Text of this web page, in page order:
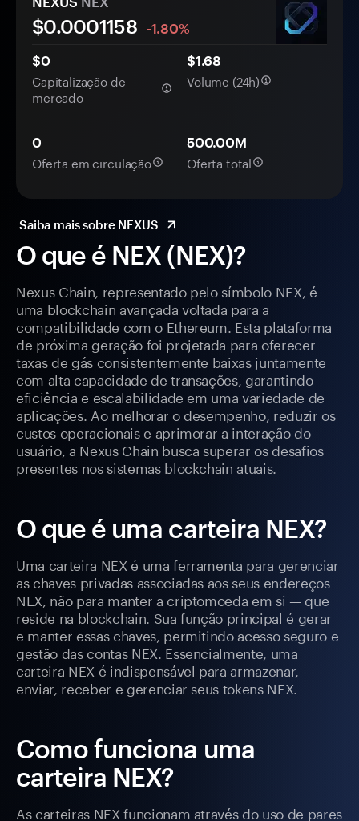
O que é NEX (NEX)?
Nexus Chain, representado pelo símbolo NEX, é
uma blockchain avançada voltada para a
compatibilidade com o Ethereum. Esta plataforma
de próxima geração foi projetada para oferecer
taxas de gás consistentemente baixas juntamente
com alta capacidade de transações, garantindo
eficiência e escalabilidade em uma variedade de
aplicações. Ao melhorar o desempenho, reduzir os
custos operacionais e aprimorar a interação do
usuário, a Nexus Chain busca superar os desafios
presentes nos sistemas blockchain atuais.
O que é uma carteira NEX?
Uma carteira NEX é uma ferramenta para gerenciar
as chaves privadas associadas aos seus endereços
NEX, não para manter a criptomoeda em si — que
reside na blockchain. Sua função principal é gerar
e manter essas chaves, permitindo acesso seguro e
gestão das contas NEX. Essencialmente, uma
carteira NEX é indispensável para armazenar,
enviar, receber e gerenciar seus tokens NEX.
Como funciona uma
carteira NEX?
As carteiras NEX funcionam através do uso de pares
$0.0001158
-1.80%
$0
Capitalização de
mercado
$1.68
Volume (24h)
0
Oferta em circulação
500.00M
Oferta total
Saiba mais sobre NEXUS